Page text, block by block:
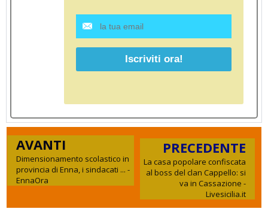
AVANTI
Dimensionamento scolastico in
provincia di Enna, i sindacati ... -
EnnaOra
PRECEDENTE
La casa popolare confiscata
al boss del clan Cappello: si
va in Cassazione -
Livesicilia.it